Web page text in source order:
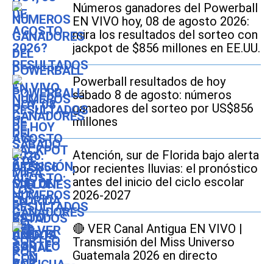
Números ganadores del Powerball
EN VIVO hoy, 08 de agosto 2026:
mira los resultados del sorteo con
jackpot de $856 millones en EE.UU.
Powerball resultados de hoy
sábado 8 de agosto: números
ganadores del sorteo por US$856
millones
Atención, sur de Florida bajo alerta
por recientes lluvias: el pronóstico
antes del inicio del ciclo escolar
2026-2027
🔴 VER Canal Antigua EN VIVO |
Transmisión del Miss Universo
Guatemala 2026 en directo